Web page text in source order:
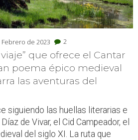
Febrero de 2023 2
que ofrece el Cantar
poema épico medieval
las aventuras del
siguiendo las huellas literarias e
de Vivar, el Cid Campeador, el
del siglo XI. La ruta que